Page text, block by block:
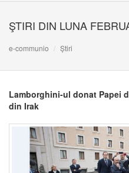
ŞTIRI DIN LUNA
e-communio Știri
Lamborghini-ul donat Papei
din Irak